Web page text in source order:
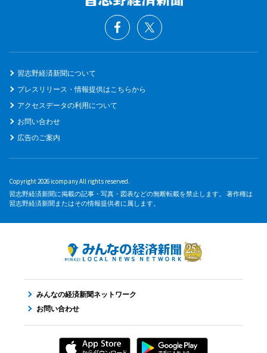
習志野経済新聞について
プレスリリース・情報提供はこちらから
アクセスデータの利用について
お問い合わせ
広告のご案内
Copyright 2026 icompany All rights reserved.
習志野経済新聞に掲載の記事・写真・図表などの無断転載を禁止します。 著作権は
習志野経済新聞またはその情報提供者に属します。
みんなの経済新聞ネットワーク
お問い合わせ